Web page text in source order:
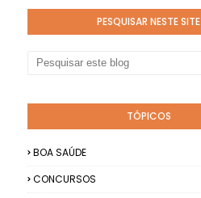
PESQUISAR NESTE SITE
TÓPICOS
BOA SAÚDE
CONCURSOS